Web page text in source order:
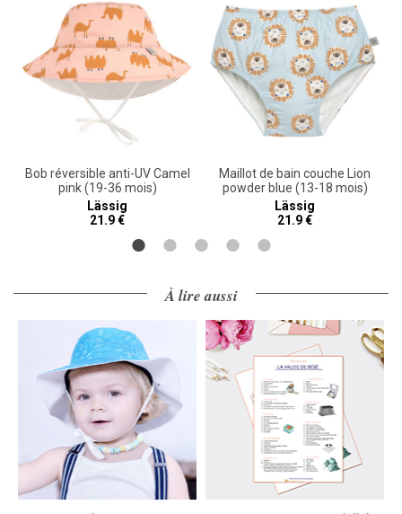
Bob réversible anti-UV Camel
pink (19-36 mois)
Lässig
21.9 €
Maillot de bain couche Lion
powder blue (13-18 mois)
Lässig
21.9 €
À lire aussi